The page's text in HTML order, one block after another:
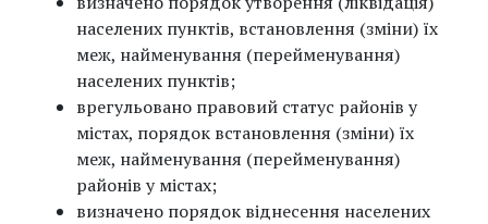
населених пунктів, встановлення (зміни) їх
меж, найменування (перейменування)
населених пунктів;
врегульовано правовий статус районів у
містах, порядок встановлення (зміни) їх
меж, найменування (перейменування)
районів у містах;
визначено порядок віднесення населених